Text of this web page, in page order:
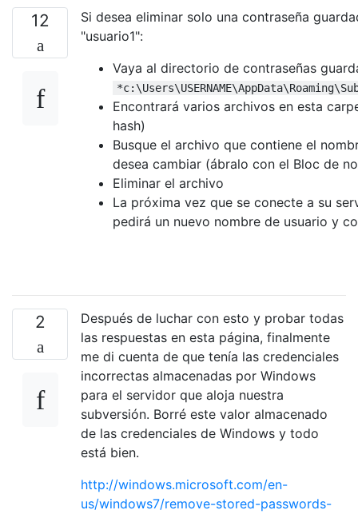
12
Si desea eliminar solo una contraseña
"usuario1":
Vaya al directorio de contraseñas
Encontrará varios archivos en esta
hash)
Busque el archivo que contiene el
desea cambiar (ábralo con el Bloc de
Eliminar el archivo
La próxima vez que se conecte a su
pedirá un nuevo nombre de usuario y
2
Después de luchar con esto y probar todas
las respuestas en esta página, finalmente
me di cuenta de que tenía las credenciales
incorrectas almacenadas por Windows
para el servidor que aloja nuestra
subversión. Borré este valor almacenado
de las credenciales de Windows y todo
está bien.
http://windows.microsoft.com/en-
us/windows7/remove-stored-passwords-